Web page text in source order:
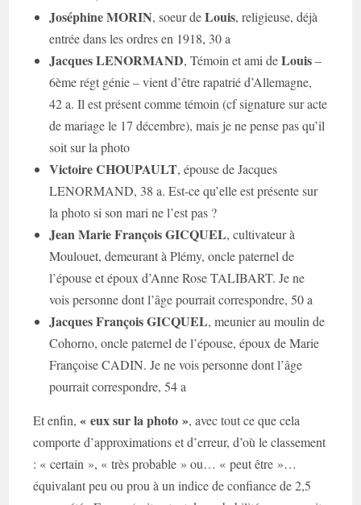
Joséphine MORIN, soeur deLouis, religieuse, déjà
entrée dans les ordres en 1918, 30 a
Jacques LENORMAND, Témoin et ami deLouis–
6ème régt génie – vient d’être rapatrié d’Allemagne,
42 a. Il est présent comme témoin (cf signature sur acte
de mariage le 17 décembre), mais je ne pense pas qu’il
soit sur la photo
Victoire CHOUPAULT, épouse de Jacques
LENORMAND, 38 a. Est-ce qu’elle est présente sur
la photo si son mari ne l’est pas ?
Jean Marie François GICQUEL, cultivateur à
Moulouet, demeurant à Plémy, oncle paternel de
l’épouse et époux d’Anne Rose TALIBART. Je ne
vois personne dont l’âge pourrait correspondre, 50 a
Jacques François GICQUEL, meunier au moulin de
Cohorno, oncle paternel de l’épouse, époux de Marie
Françoise CADIN. Je ne vois personne dont l’âge
pourrait correspondre, 54 a
Et enfin,« eux sur la photo », avec tout ce que cela
comporte d’approximations et d’erreur, d’où le classement
: « certain », « très probable » ou… « peut être »…
équivalant peu ou prou à un indice de confiance de 2,5